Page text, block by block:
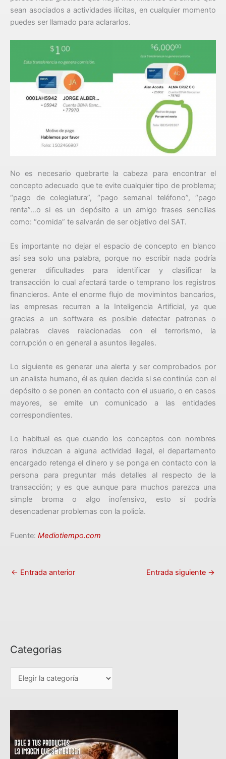
sean asociados a actividades ilícitas, en cualquier momento
puedes ser llamado para aclararlos.
No es necesario quebrarte la cabeza para encontrar el
concepto adecuado que te evite cualquier tipo de problema;
“pago de colegiatura”, “pago semanal teléfono”, “pago
renta”…o si es un depósito a un amigo frases sencillas
como: “comida” te salvarán de ser objetivo del SAT.
Es importante no dejar el espacio de concepto en blanco
así sea solo una palabra, porque no escribir nada podría
generar dificultades para identificar y clasificar la
transacción lo cual afectará tarde o temprano los registros
financieros. Ante el enorme flujo de movimintos bancarios,
las empresas recurren a la Inteligencia Artificial, ya que
gracias a un software es posible detectar patrones o
palabras claves relacionadas con el terrorismo, la
corrupción o en general a asuntos ilegales.
Lo siguiente es generar una alerta y ser comprobados por
un analista humano, él es quien decide si se continúa con el
depósito o se ponen en contacto con el usuario, o en casos
mayores, se emite un comunicado a las entidades
correspondientes.
Lo habitual es que cuando los conceptos con nombres
raros induzcan a alguna actividad ilegal, el departamento
encargado retenga el dinero y se ponga en contacto con la
persona para preguntar más detalles al respecto de la
transacción; y es que aunque para muchos parezca una
simple broma o algo inofensivo, esto sí podría
desencadenar problemas con la policía.
Fuente: Mediotiempo.com
← Entrada anterior Entrada siguiente →
Categorias
C
r